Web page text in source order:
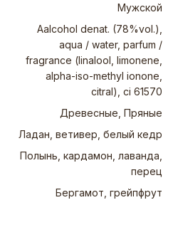
Мужской
Aalcohol denat. (78%vol.),
aqua / water, parfum /
fragrance (linalool, limonene,
alpha-iso-methyl ionone,
citral), ci 61570
Древесные, Пряные
Ладан, ветивер, белый кедр
Полынь, кардамон, лаванда,
перец
Бергамот, грейпфрут